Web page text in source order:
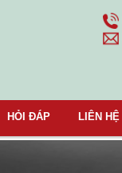
HỎI ĐÁP LIÊN HỆ